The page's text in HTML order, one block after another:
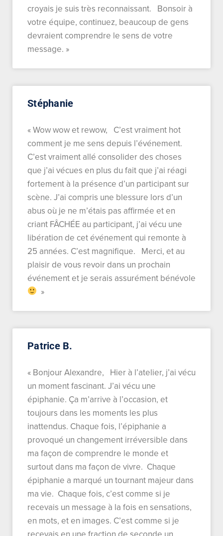
croyais je suis très reconnaissant. Bonsoir à
votre équipe, continuez, beaucoup de gens
devraient comprendre le sens de votre
message. »
Stéphanie
« Wow wow et rewow, C’est vraiment hot
comment je me sens depuis l’événement.
C’est vraiment allé consolider des choses
que j’ai vécues en plus du fait que j’ai réagi
fortement à la présence d’un participant sur
scène. J’ai compris une blessure lors d’un
abus où je ne m’étais pas affirmée et en
criant FÂCHÉE au participant, j’ai vécu une
libération de cet événement qui remonte à
25 années. C’est magnifique. Merci, et au
plaisir de vous revoir dans un prochain
événement et je serais assurément bénévole
»
Patrice B.
« Bonjour Alexandre, Hier à l’atelier, j’ai vécu
un moment fascinant. J’ai vécu une
épiphanie. Ça m’arrive à l’occasion, et
toujours dans les moments les plus
inattendus. Chaque fois, l’épiphanie a
provoqué un changement irréversible dans
ma façon de comprendre le monde et
surtout dans ma façon de vivre. Chaque
épiphanie a marqué un tournant majeur dans
ma vie. Chaque fois, c’est comme si je
recevais un message à la fois en sensations,
en mots, et en images. C’est comme si je